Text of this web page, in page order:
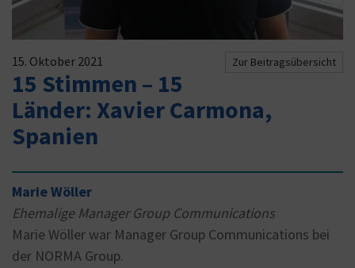
Zur Beitragsübersicht
15. Oktober 2021
15 Stimmen – 15
Länder: Xavier Carmona,
Spanien
Marie Wöller
Ehemalige Manager Group Communications
Marie Wöller war Manager Group Communications bei
der NORMA Group.